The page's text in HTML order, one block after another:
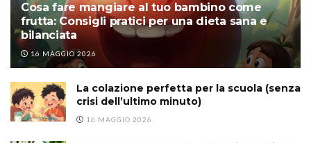
Cosa fare mangiare al tuo bambino come
frutta: Consigli pratici per una dieta sana e
bilanciata
16 MAGGIO 2026
La colazione perfetta per la scuola (senza
crisi dell’ultimo minuto)
16 MAGGIO 2026